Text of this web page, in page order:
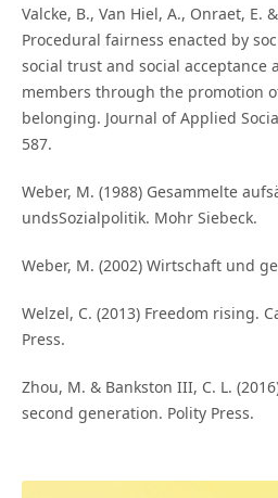
Valcke, B., Van Hiel, A., Onraet, E.
Procedural fairness enacted by
social trust and social acceptance
members through the promotion
belonging. Journal of Applied
587.
Weber, M. (1988) Gesammelte
undsSozialpolitik. Mohr Siebeck.
Weber, M. (2002) Wirtschaft und
Welzel, C. (2013) Freedom rising.
Press.
Zhou, M. & Bankston III, C. L.
second generation. Polity Press.